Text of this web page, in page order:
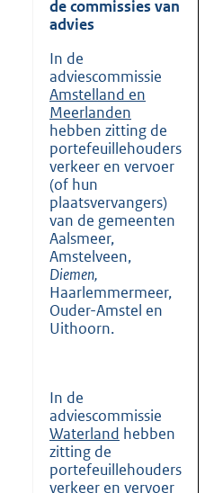
de commissies van
advies
In de
adviescommissie
Amstelland en
Meerlanden
hebben zitting de
portefeuillehouders
verkeer en vervoer
(of hun
plaatsvervangers)
van de gemeenten
Aalsmeer,
Amstelveen,
Diemen,
Haarlemmermeer,
Ouder-Amstel en
Uithoorn.
In de
adviescommissie
Waterland hebben
zitting de
portefeuillehouders
verkeer en vervoer